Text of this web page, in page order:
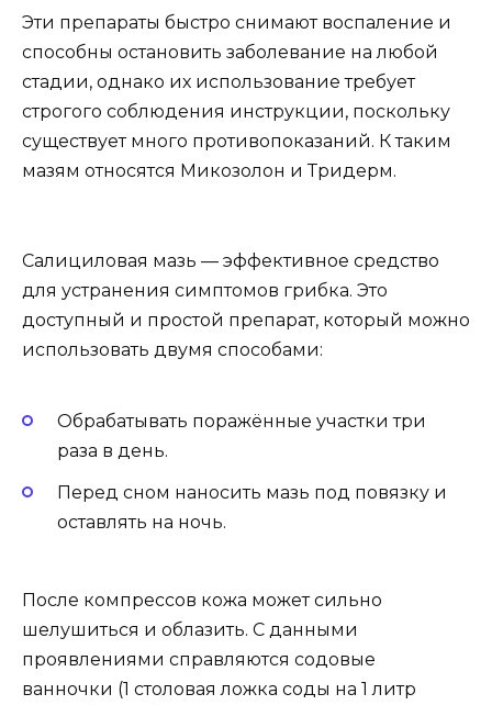
Эти препараты быстро снимают воспаление и
способны остановить заболевание на любой
стадии, однако их использование требует
строгого соблюдения инструкции, поскольку
существует много противопоказаний. К таким
мазям относятся Микозолон и Тридерм.
Салициловая мазь — эффективное средство
для устранения симптомов грибка. Это
доступный и простой препарат, который можно
использовать двумя способами:
Обрабатывать поражённые участки три
раза в день.
Перед сном наносить мазь под повязку и
оставлять на ночь.
После компрессов кожа может сильно
шелушиться и облазить. С данными
проявлениями справляются содовые
ванночки (1 столовая ложка соды на 1 литр